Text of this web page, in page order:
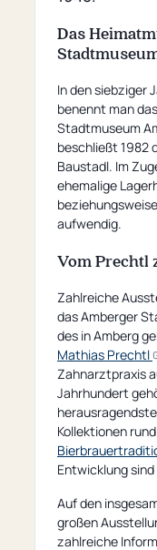
Das
In den siebziger
benennt man
Stadtmuseum
beschließt 1982
Baustadl. Im
ehemalige
aufwendig.
Vom Prechtl
Zahlreiche
das Amberger
des in Amberg
Mathias Prechtl
Zahnarztpraxis
Jahrhundert
Kollektionen
Entwicklung
Auf den
großen
zahlreiche